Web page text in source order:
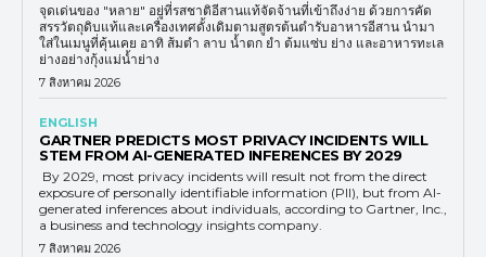
จุดเด่นของ "หลาย" อยู่ที่รสชาติอีสานแท้จัดจ้านที่เข้าถึงง่าย ด้วยการคัด
สรรวัตถุดิบแท้และเครื่องเทศดั้งเดิมตามสูตรต้นตำรับอาหารอีสาน นำมา
ใส่ในเมนูที่คุ้นเคย อาทิ ส้มตำ ลาบ น้ำตก ยำ ต้มแซ่บ ย่าง และอาหารทะเล
ย่างอย่างกุ้งแม่น้ำย่าง
7 สิงหาคม 2026
ENGLISH
GARTNER PREDICTS MOST PRIVACY INCIDENTS WILL
STEM FROM AI-GENERATED INFERENCES BY 2029
By 2029, most privacy incidents will result not from the direct
exposure of personally identifiable information (PII), but from AI-
generated inferences about individuals, according to Gartner, Inc.,
a business and technology insights company.
7 สิงหาคม 2026